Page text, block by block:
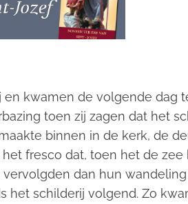
kwamen de volgende dag
toen zij zagen dat het
binnen in de kerk, de
fresco dat, toen het de zee
dan hun
het schilderij volgend. Zo